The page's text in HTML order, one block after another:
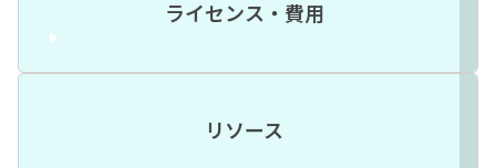
ライセンス・費用
リソース